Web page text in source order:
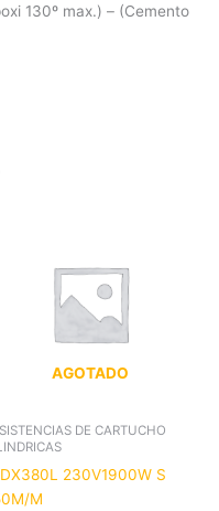
130º max.) – (Cemento
AGOTADO
DE CARTUCHO
230V1900W S
M